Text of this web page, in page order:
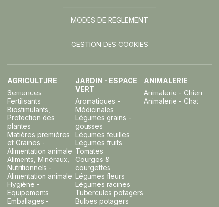
MODES DE RÈGLEMENT
GESTION DES COOKIES
AGRICULTURE
Semences
Fertilisants
Biostimulants,
Protection des
plantes
Matières premières
et Graines -
Alimentation animale
Aliments, Minéraux,
Nutritionnels -
Alimentation animale
Hygiène -
Equipements
Emballages -
JARDIN - ESPACE
VERT
Aromatiques -
Médicinales
Légumes grains -
gousses
Légumes feuilles
Légumes fruits
Tomates
Courges &
courgettes
Légumes fleurs
Légumes racines
Tubercules potagers
Bulbes potagers
ANIMALERIE
Animalerie - Chien
Animalerie - Chat